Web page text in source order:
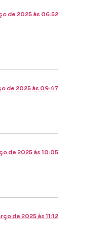
de 2025 às 06:52
de 2025 às 09:47
de 2025 às 10:05
de 2025 às 11:12